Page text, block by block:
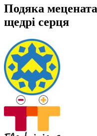
Подяка
щедрі серця